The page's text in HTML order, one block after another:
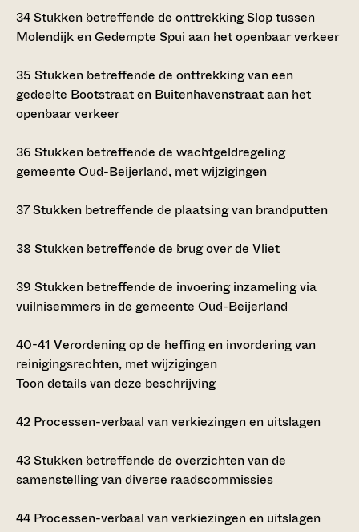
34Stukken betreffende de onttrekking Slop tussen
Molendijk en Gedempte Spui aan het openbaar verkeer
35 Stukken betreffende de onttrekking van een
gedeelte Bootstraat en Buitenhavenstraat aan het
openbaar verkeer
36 Stukken betreffende de wachtgeldregeling
gemeente Oud-Beijerland, met wijzigingen
37Stukken betreffende de plaatsing van brandputten
38 Stukken betreffende de brug over de Vliet
39 Stukken betreffende de invoering inzameling via
vuilnisemmers in de gemeente Oud-Beijerland
40-41 Verordening op de heffing en invordering van
reinigingsrechten, met wijzigingen
Toon details van deze beschrijving
42 Processen-verbaal van verkiezingen en uitslagen
43Stukken betreffende de overzichten van de
samenstelling van diverse raadscommissies
44 Processen-verbaal van verkiezingen en uitslagen